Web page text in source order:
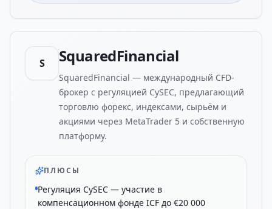
S SquaredFinancial
SquaredFinancial — международный CFD-
брокер с регуляцией CySEC, предлагающий
торговлю форекс, индексами, сырьём и
акциями через MetaTrader 5 и собственную
платформу.
ПЛЮСЫ
Регуляция CySEC — участие в
компенсационном фонде ICF до €20 000